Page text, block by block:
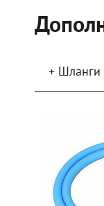
+ Шланги